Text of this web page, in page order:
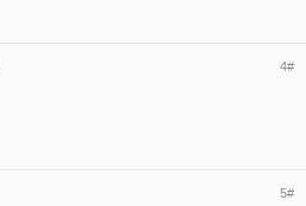
4#
5#